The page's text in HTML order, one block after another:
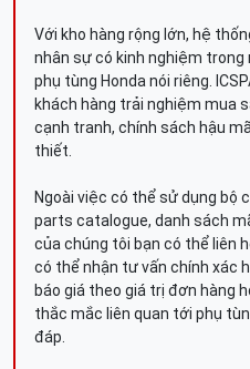
Với kho hàng rộng lớn, hệ
nhân sự có kinh nghiệm trong
phụ tùng Honda nói riêng.
khách hàng trải nghiệm mua
cạnh tranh, chính sách hậu
thiết.
Ngoài việc có thể sử dụng bộ
parts catalogue, danh sách
của chúng tôi bạn có thể liên
có thể nhận tư vấn chính xác
báo giá theo giá trị đơn hàng
thắc mắc liên quan tới phụ
đáp.